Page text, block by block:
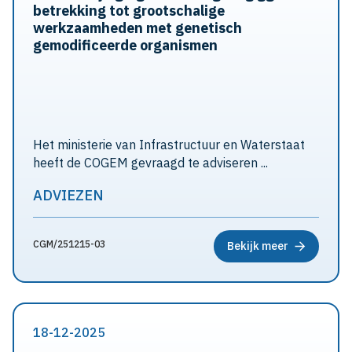
betrekking tot grootschalige
werkzaamheden met genetisch
gemodificeerde organismen
Het ministerie van Infrastructuur en Waterstaat
heeft de COGEM gevraagd te adviseren ...
ADVIEZEN
CGM/251215-03 Bekijk meer
18-12-2025